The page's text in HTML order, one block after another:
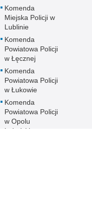
Komenda
Miejska Policji w
Lublinie
Komenda
Powiatowa Policji
w Łęcznej
Komenda
Powiatowa Policji
w Łukowie
Komenda
Powiatowa Policji
w Opolu
Lubelskim